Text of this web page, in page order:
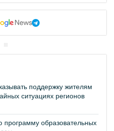
поддержку жителям
ситуациях регионов
программу образовательных